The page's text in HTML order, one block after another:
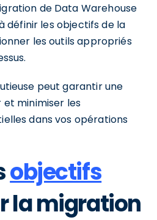
de Data Warehouse
définir les objectifs de la
les outils appropriés
peut garantir une
minimiser les
dans vos opérations
objectifs
la migration